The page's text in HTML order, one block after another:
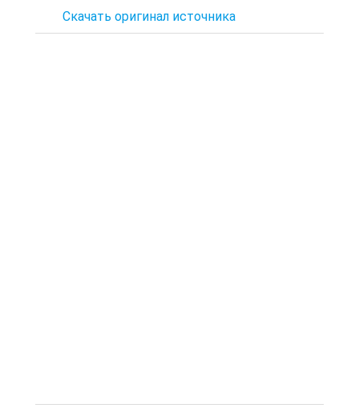
Скачать оригинал источника